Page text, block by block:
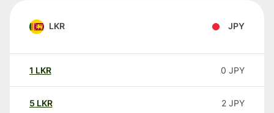
LKR JPY
1 LKR 0 JPY
5 LKR 2 JPY